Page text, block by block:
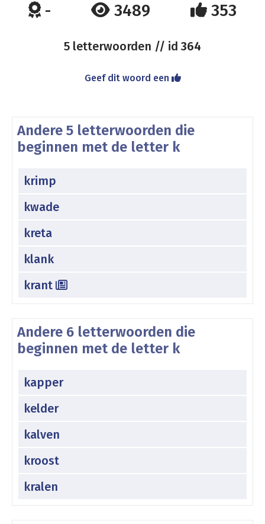
- 3489 353
5 letterwoorden // id 364
Geef dit woord een
Andere 5 letterwoorden die
beginnen met de letter k
krimp
kwade
kreta
klank
krant
Andere 6 letterwoorden die
beginnen met de letter k
kapper
kelder
kalven
kroost
kralen